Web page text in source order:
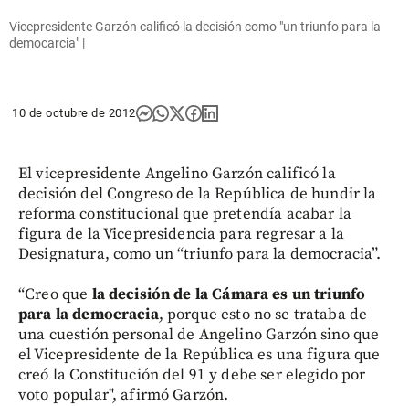
Vicepresidente Garzón calificó la decisión como "un triunfo para la
democarcia" |
10 de octubre de 2012
El vicepresidente Angelino Garzón calificó la
decisión del Congreso de la República de hundir la
reforma constitucional que pretendía acabar la
figura de la Vicepresidencia para regresar a la
Designatura, como un “triunfo para la democracia”.
“Creo que la decisión de la Cámara es un triunfo
para la democracia, porque esto no se trataba de
una cuestión personal de Angelino Garzón sino que
el Vicepresidente de la República es una figura que
creó la Constitución del 91 y debe ser elegido por
voto popular", afirmó Garzón.